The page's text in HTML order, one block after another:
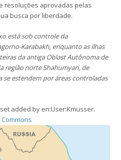
resoluções aprovadas pelas
busca por liberdade.
está sob controle da
Karabakh, enquanto as ilhas
da antiga Oblast Autônoma de
região norte Shahumyan, de
se estendem por áreas controladas
added by en:User:Kmusser.